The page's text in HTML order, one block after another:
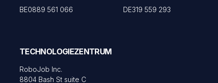
BE0889 561 066
DE319 559 293
TECHNOLOGIEZENTRUM
RoboJob Inc.
8804 Bash St suite C